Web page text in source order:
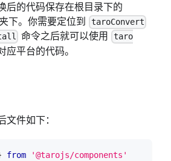
后的代码保存在根目录下的
下。你需要定位到 taroConvert
命令之后就可以使用 taro
应平台的代码。
件如下：
from
'@tarojs/components'